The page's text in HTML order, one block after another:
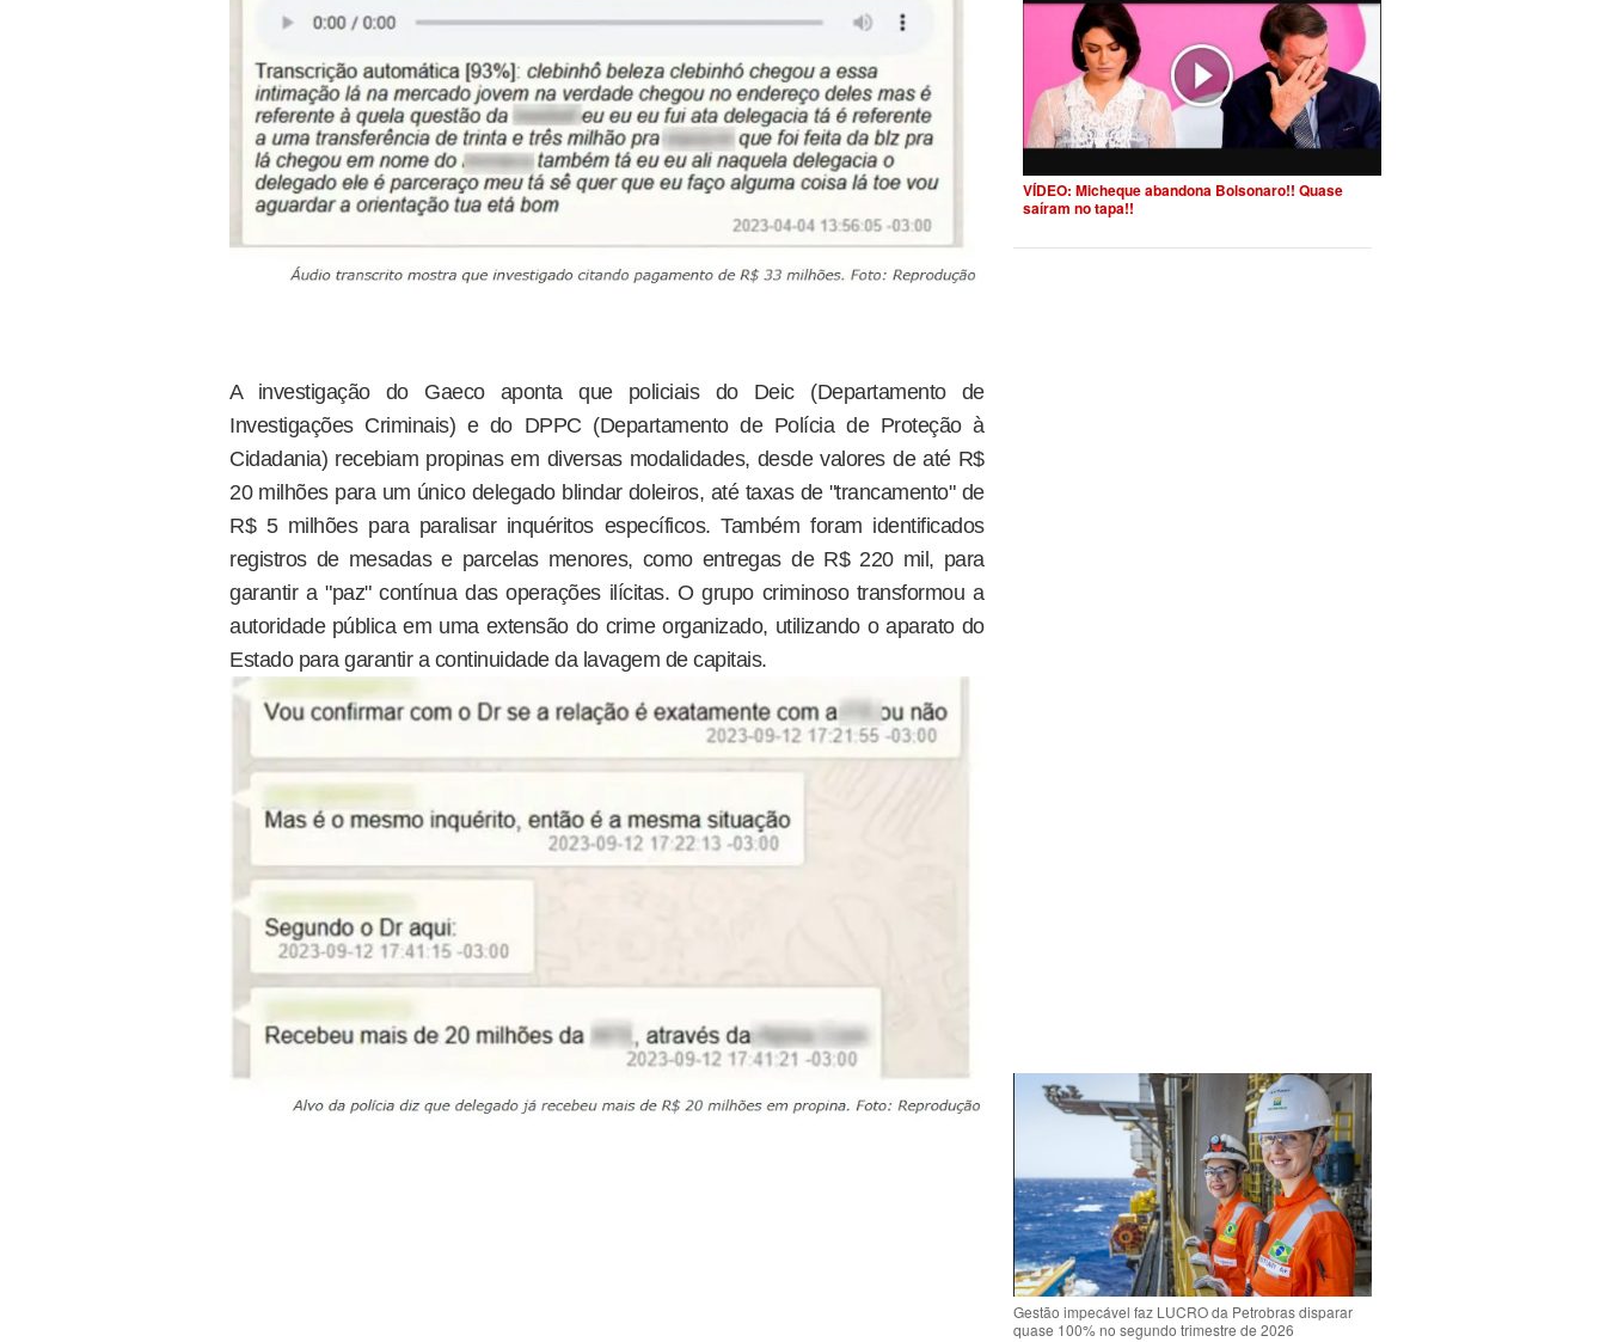
A investigação do Gaeco aponta que policiais do Deic (Departamento de
Investigações Criminais) e do DPPC (Departamento de Polícia de Proteção à
Cidadania) recebiam propinas em diversas modalidades, desde valores de até R$
20 milhões para um único delegado blindar doleiros, até taxas de "trancamento" de
R$ 5 milhões para paralisar inquéritos específicos. Também foram identificados
registros de mesadas e parcelas menores, como entregas de R$ 220 mil, para
garantir a "paz" contínua das operações ilícitas. O grupo criminoso transformou a
autoridade pública em uma extensão do crime organizado, utilizando o aparato do
Estado para garantir a continuidade da lavagem de capitais.
VÍDEO: Micheque abandona Bolsonaro!! Quase
saíram no tapa!!
Gestão impecável faz LUCRO da Petrobras disparar
quase 100% no segundo trimestre de 2026